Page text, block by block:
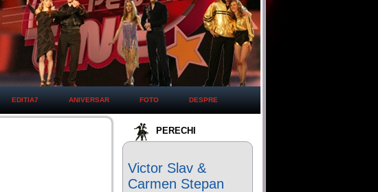
EDITIA7 ANIVERSAR FOTO DESPRE
PERECHI
Victor Slav &
Carmen Stepan